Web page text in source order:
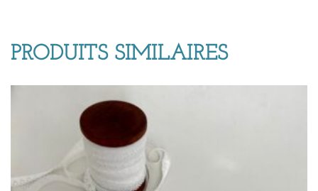
PRODUITS SIMILAIRES